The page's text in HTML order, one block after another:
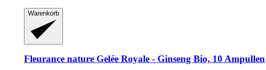
Warenkorb
Fleurance nature Gelée Royale -​ Ginseng Bio, 10 Ampullen